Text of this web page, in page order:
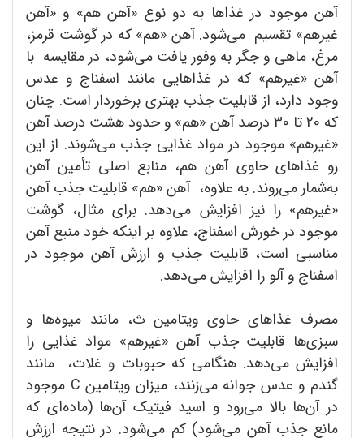
آهن موجود در غذاها به دو نوع «آهن هم» و «آهن
غیرهم» تقسیم می‌شود. آهن «هم» که در گوشت قرمز،
مرغ، ماهی و جگر به وفور یافت می‌شود، در مقایسه با
آهن «غیرهم» که در غذاهایی مانند اسفناج و عدس
وجود دارد، از قابلیت جذب بهتری برخوردار است. چنان
که 20 تا 30 درصد آهن «هم» و حدود هشت درصد آهن
«غیرهم» موجود در مواد غذایی جذب می‌شوند. از این
رو غذاهای حاوی آهن هم، منابع اصلی تأمین آهن
به‌شمار می‌روند. به علاوه، آهن «هم» قابلیت جذب آهن
«غیرهم» را نیز افزایش می‌دهد. برای مثال، گوشت
موجود در خورش اسفناج، علاوه بر اینکه خود منبع آهن
مناسبی است، قابلیت جذب و ارزش آهن موجود در
اسفناج و آلو را افزایش می‌دهد.
مصرف غذاهای حاوی ویتامین ث، مانند میوه‌ها و
سبزی‌ها قابلیت جذب آهن «غیرهم» مواد غذایی را
افزایش می‌دهد. هنگامی که حبوبات و غلات، مانند
گندم و عدس جوانه می‌زنند، میزان ویتامین C موجود
در آن‌ها بالا می‌رود و اسید فیتیک آن‌ها (ماده‌ای که
مانع جذب آهن می‌شود) کم می‌شود. در نتیجه ارزش